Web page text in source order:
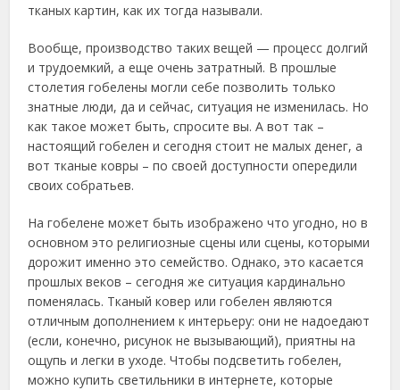
тканых картин, как их тогда называли.
Вообще, производство таких вещей — процесс долгий
и трудоемкий, а еще очень затратный. В прошлые
столетия гобелены могли себе позволить только
знатные люди, да и сейчас, ситуация не изменилась. Но
как такое может быть, спросите вы. А вот так –
настоящий гобелен и сегодня стоит не малых денег, а
вот тканые ковры – по своей доступности опередили
своих собратьев.
На гобелене может быть изображено что угодно, но в
основном это религиозные сцены или сцены, которыми
дорожит именно это семейство. Однако, это касается
прошлых веков – сегодня же ситуация кардинально
поменялась. Тканый ковер или гобелен являются
отличным дополнением к интерьеру: они не надоедают
(если, конечно, рисунок не вызывающий), приятны на
ощупь и легки в уходе. Чтобы подсветить гобелен,
можно купить светильники в интернете, которые